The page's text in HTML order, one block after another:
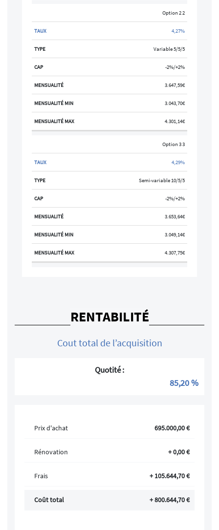
Option 2 2
4,27%
Variable 5/5/5
-2%/+2%
3.647,59€
3.043,70€
4.301,14€
Option 3 3
4,29%
Semi-variable 10/5/5
-2%/+2%
3.653,64€
3.049,14€
4.307,75€
RENTABILITÉ
Cout total de l’acquisition
Quotité :
85,20 %
Prix d'achat 695.000,00 €
Rénovation + 0,00 €
Frais + 105.644,70 €
Coût total + 800.644,70 €